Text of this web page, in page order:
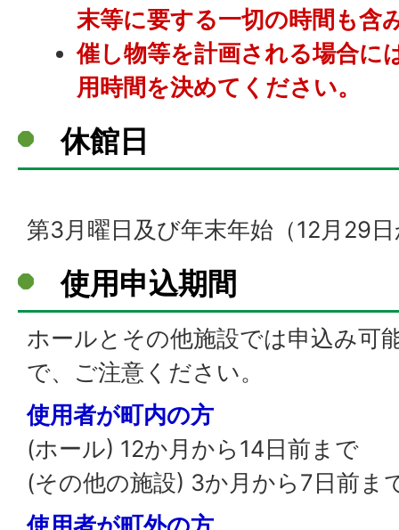
末等に要する一切の時間も含
催し物等を計画される場合に
用時間を決めてください。
休館日
第3月曜日及び年末年始（12月29
使用申込期間
ホールとその他施設では申込み可
で、ご注意ください。
使用者が町内の方
(ホール) 12か月から14日前まで
(その他の施設) 3か月から7日前ま